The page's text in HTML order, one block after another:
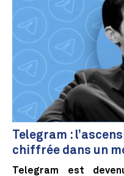
Telegram :
chiffrée dans un
Telegram est